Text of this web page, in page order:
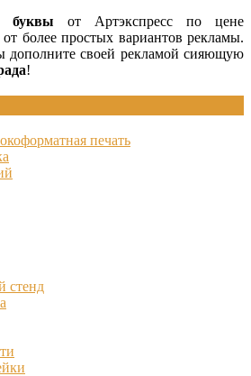
буквы от Артэкспресс по цене
более простых вариантов рекламы.
дополните своей рекламой сияющую
!
печать
стенд